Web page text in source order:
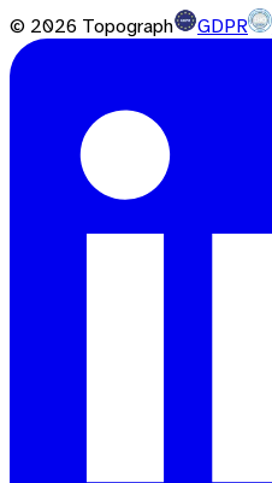
© 2026 Topograph GDPR